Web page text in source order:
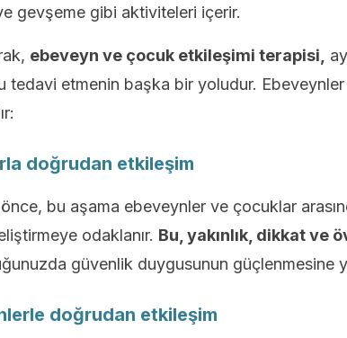
gevşeme gibi aktiviteleri içerir.
ebeveyn ve çocuk etkileşimi terapisi,
tedavi etmenin başka bir yoludur.
doğrudan etkileşim
bu aşama ebeveynler ve çocuklar
odaklanır. Bu, yakınlık, dikkat ve
güvenlik duygusunun güçlenmesine
doğrudan etkileşim